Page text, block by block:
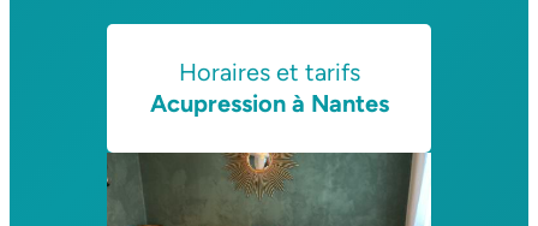
Horaires et tarifs
Acupression à Nantes